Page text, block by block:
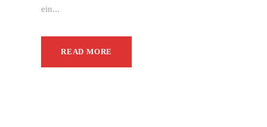
ein...
READ MORE